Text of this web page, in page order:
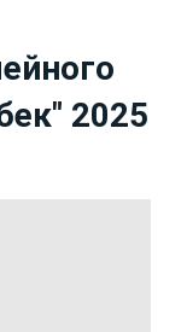
2025